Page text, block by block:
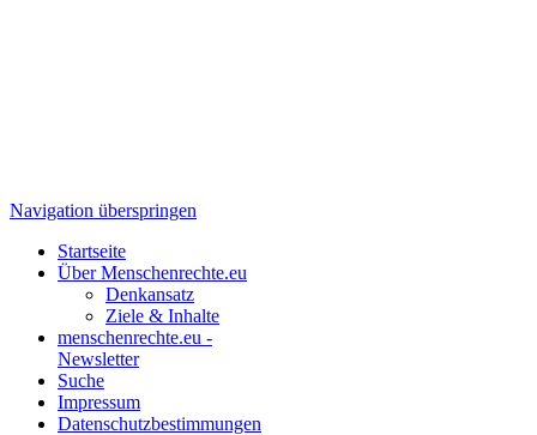
Navigation überspringen
Startseite
Über Menschenrechte.eu
Denkansatz
Ziele & Inhalte
menschenrechte.eu -
Newsletter
Suche
Impressum
Datenschutzbestimmungen